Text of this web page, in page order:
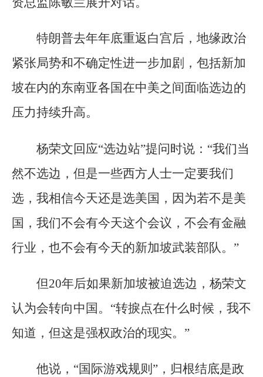
特朗普去年年底重返白宫后，地缘政治
紧张局势和不确定性进一步加剧，包括新加
坡在内的东南亚各国在中美之间面临选边的
压力持续升高。
杨荣文回应“选边站”提问时说：“我们当
然不选边，但是一些西方人士一定要我们
选，我相信今天还是选美国，因为若不是美
国，我们不会有今天这个会议，不会有金融
行业，也不会有今天的新加坡武装部队。”
但20年后如果新加坡被迫选边，杨荣文
认为会转向中国。“转捩点在什么时候，我不
知道，但这是强权政治的现实。”
他说，“国际游戏规则”，归根结底是政